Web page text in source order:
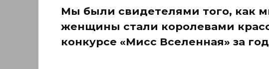
Мы были свидетелями того, как
женщины стали королевами
конкурсе «Мисс Вселенная» за